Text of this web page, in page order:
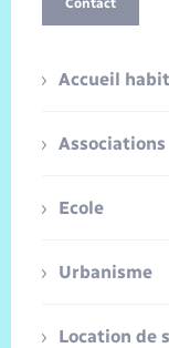
Contact
Accueil
Associations
Ecole
Urbanisme
Location de